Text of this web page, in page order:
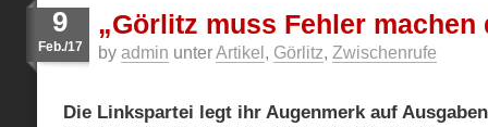
9
Feb./17
„Görlitz muss Fehler machen
by admin unterArtikel , Görlitz, Zwischenrufe
Die Linkspartei legt ihr Augenmerk auf